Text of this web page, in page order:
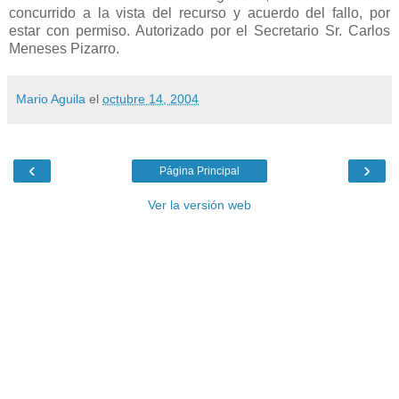
Mario Aguila el octubre 14, 2004
‹ ›
Página Principal
Ver la versión web